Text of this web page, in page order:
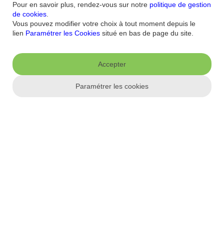
Nous connaitre
Qui sommes-nous ?Banque la moins chèreNos récompenses
Informations réglementaires
Politique de cookies Paramétrer les cookies
Pour en savoir plus, rendez-vous sur notre politique de gestion
de cookies
Vous pouvez modifier votre choix à tout moment depuis le
lien Paramétrer les Cookies situé en bas de page du site.
Accepter
Paramétrer les cookies